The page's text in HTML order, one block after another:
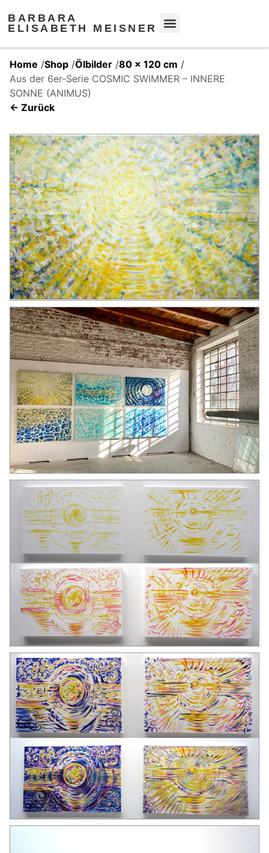
BARBARA
ELISABETH MEISNER
Home /Shop /Ölbilder /80 x 120 cm /
Aus der 6er-Serie COSMIC SWIMMER – INNERE
SONNE (ANIMUS)
← Zurück